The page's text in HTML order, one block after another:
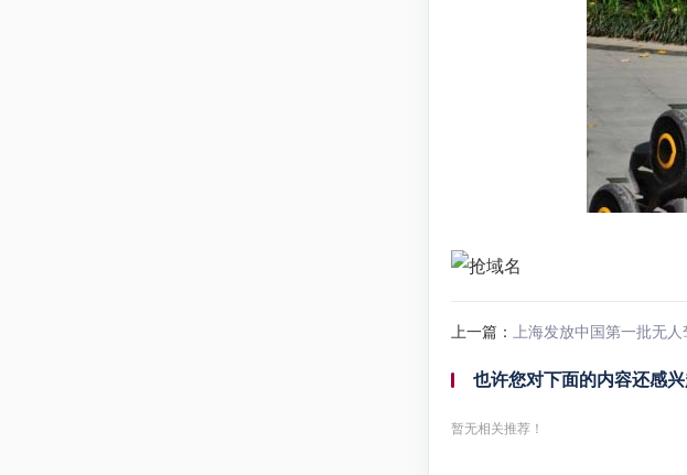
上一篇： 上海发放中国第一批无
也许您对下面的内容还感兴
暂无相关推荐！